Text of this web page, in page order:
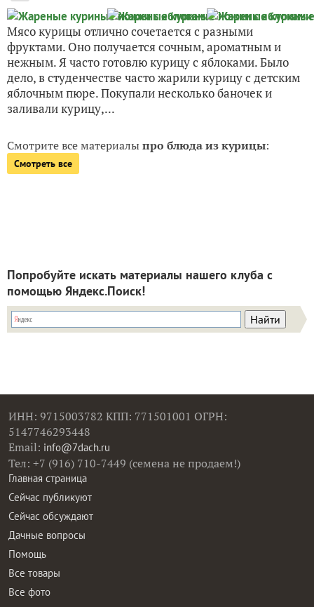
Мясо курицы отлично сочетается с разными
фруктами. Оно получается сочным, ароматным и
нежным. Я часто готовлю курицу с яблоками. Было
дело, в студенчестве часто жарили курицу с детским
яблочным пюре. Покупали несколько баночек и
заливали курицу,...
Смотрите все материалыпро блюда из курицы:
Смотреть все
Попробуйте искать материалы нашего клуба с
помощью Яндекс.Поиск!
ИНН: 9715003782 КПП: 771501001 ОГРН:
5147746293448
Email: info@7dach.ru
Тел: +7 (916) 710-7449 (семена не продаем!)
Главная страница
Сейчас публикуют
Сейчас обсуждают
Дачные вопросы
Помощь
Все товары
Все фото